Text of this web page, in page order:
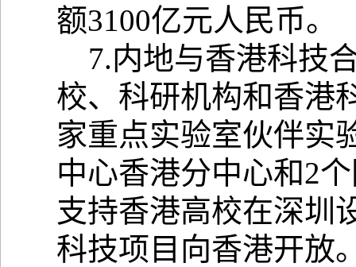
额3100亿元人民币。
7.内地与香港科技
校、科研机构和香港
家重点实验室伙伴实
中心香港分中心和2
支持香港高校在深圳
科技项目向香港开放